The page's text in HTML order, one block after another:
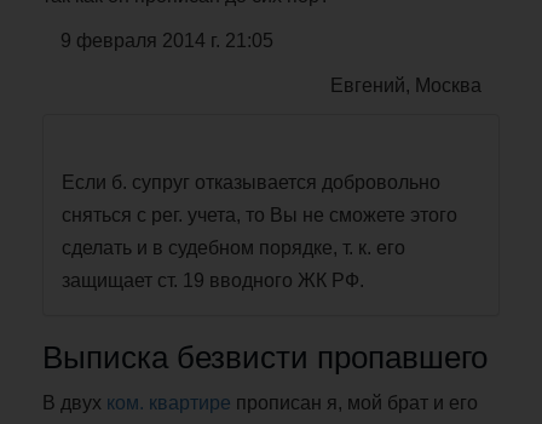
9 февраля 2014 г. 21:05
Евгений, Москва
Если б. супруг отказывается добровольно
сняться с рег. учета, то Вы не сможете этого
сделать и в судебном порядке, т. к. его
защищает ст. 19 вводного ЖК РФ.
Выписка безвисти пропавшего
В двух ком. квартире прописан я, мой брат и его